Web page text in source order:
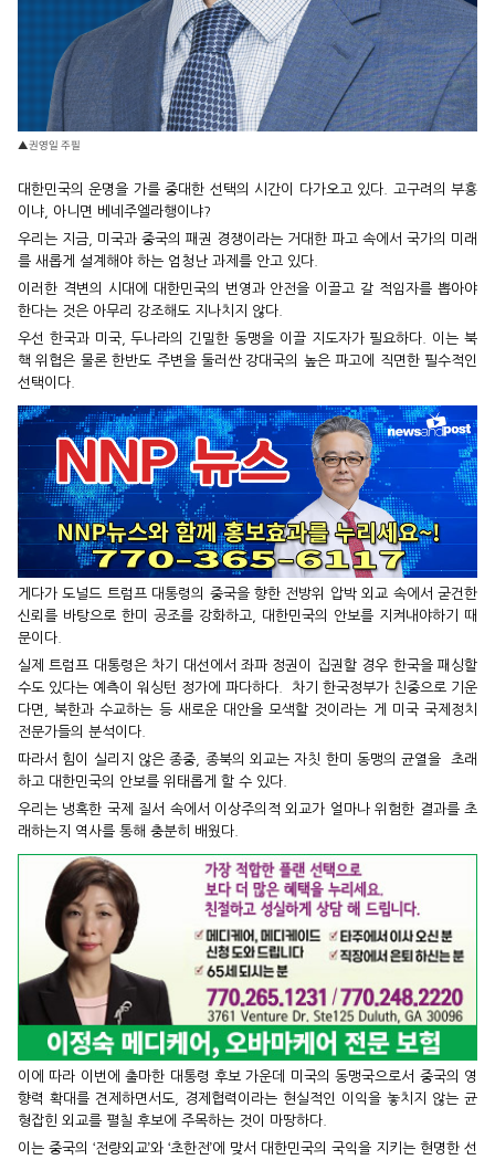
▲권영일 주필
대한민국의 운명을 가를 중대한 선택의 시간이 다가오고 있다. 고구려의 부흥
이냐, 아니면 베네주엘라행이냐?
우리는 지금, 미국과 중국의 패권 경쟁이라는 거대한 파고 속에서 국가의 미래
를 새롭게 설계해야 하는 엄청난 과제를 안고 있다.
이러한 격변의 시대에 대한민국의 번영과 안전을 이끌고 갈 적임자를 뽑아야
한다는 것은 아무리 강조해도 지나치지 않다.
우선 한국과 미국, 두나라의 긴밀한 동맹을 이끌 지도자가 필요하다. 이는 북
핵 위협은 물론 한반도 주변을 둘러싼 강대국의 높은 파고에 직면한 필수적인
선택이다.
게다가 도널드 트럼프 대통령의 중국을 향한 전방위 압박 외교 속에서 굳건한
신뢰를 바탕으로 한미 공조를 강화하고, 대한민국의 안보를 지켜내야하기 때
문이다.
실제 트럼프 대통령은 차기 대선에서 좌파 정권이 집권할 경우 한국을 패싱할
수도 있다는 예측이 워싱턴 정가에 파다하다. 차기 한국정부가 친중으로 기운
다면, 북한과 수교하는 등 새로운 대안을 모색할 것이라는 게 미국 국제정치
전문가들의 분석이다.
따라서 힘이 실리지 않은 종중, 종북의 외교는 자칫 한미 동맹의 균열을 초래
하고 대한민국의 안보를 위태롭게 할 수 있다.
우리는 냉혹한 국제 질서 속에서 이상주의적 외교가 얼마나 위험한 결과를 초
래하는지 역사를 통해 충분히 배웠다.
이에 따라 이번에 출마한 대통령 후보 가운데 미국의 동맹국으로서 중국의 영
향력 확대를 견제하면서도, 경제협력이라는 현실적인 이익을 놓치지 않는 균
형잡힌 외교를 펼칠 후보에 주목하는 것이 마땅하다.
이는 중국의 ‘전량외교’와 ‘초한전’에 맞서 대한민국의 국익을 지키는 현명한 선